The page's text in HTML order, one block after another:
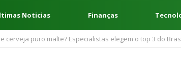
Noticias Finanças
cerveja puro malte? Especialistas elegem o top 3 do